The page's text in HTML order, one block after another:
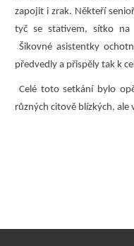
zapojit i zrak. Někteří
tyč se stativem, sítko na
Šikovné asistentky
předvedly a přispěly tak k
Celé toto setkání bylo
různých citově blízkých, ale